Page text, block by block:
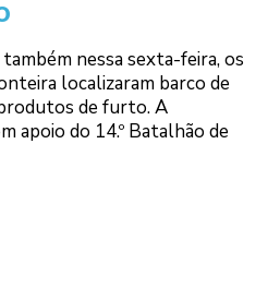
nessa sexta-feira, os
localizaram barco de
de furto. A
apoio do 14.º Batalhão de